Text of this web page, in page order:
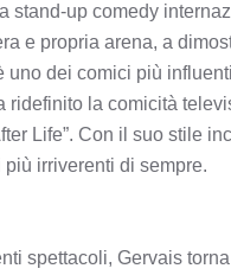
stand-up comedy
e propria arena, a
dei comici più
ridefinito la comicità
Life”. Con il suo stile
irriverenti di sempre.
spettacoli, Gervais